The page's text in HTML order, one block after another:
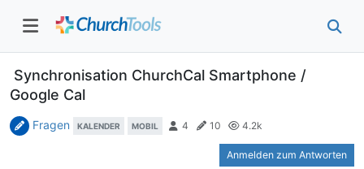
Synchronisation ChurchCal Smartphone /
Google Cal
Fragen KALENDER MOBIL 4 10 4.2k
Anmelden zum Antworten